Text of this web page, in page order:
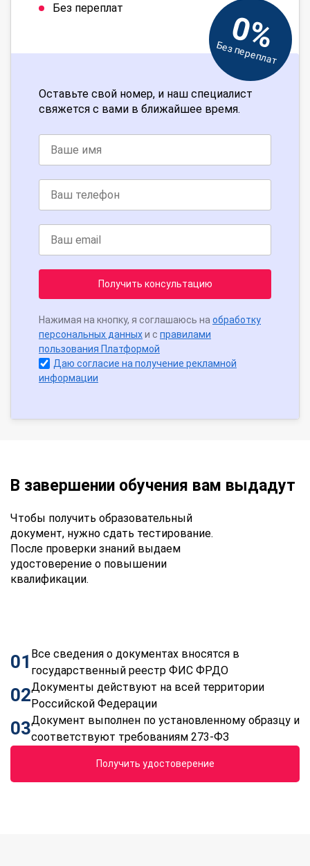
Без переплат
0%
Без переплат
Оставьте свой номер, и наш специалист
свяжется с вами в ближайшее время.
Получить консультацию
Нажимая на кнопку, я соглашаюсь на обработку
персональных данныхи с правилами
пользования Платформой
Даю согласие на получение рекламной
информации
В завершении обучения вам выдадут
Чтобы получить образовательный
документ, нужно сдать тестирование.
После проверки знаний выдаем
удостоверение о повышении
квалификации.
01 Все сведения о документах вносятся в
государственный реестр ФИС ФРДО
02Документы действуют на всей территории
Российской Федерации
03Документ выполнен по установленному образцу и
соответствуют требованиям 273-ФЗ
Получить удостоверение